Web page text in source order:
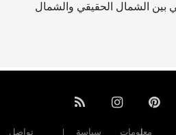
بين الشمال الحقيقي والشمال
معلومات سياسة تواصل